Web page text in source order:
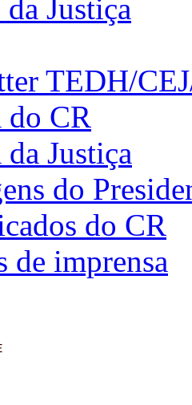
Justiça
TEDH/
do CR
Justiça
do
do CR
de imprensa